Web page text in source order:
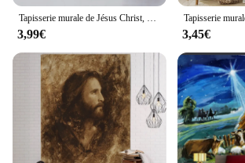
Tapisserie murale de Jésus Christ, décoration de la maison, hippicopter, bohème, feuille de canapé, couverture, décoration murale, yoga, virus
3,99€ 3,45€